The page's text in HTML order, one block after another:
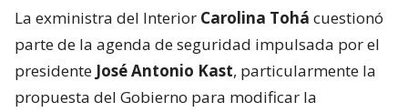
La exministra del Interior Carolina Tohá cuestionó
parte de la agenda de seguridad impulsada por el
presidente José Antonio Kast, particularmente la
propuesta del Gobierno para modificar la